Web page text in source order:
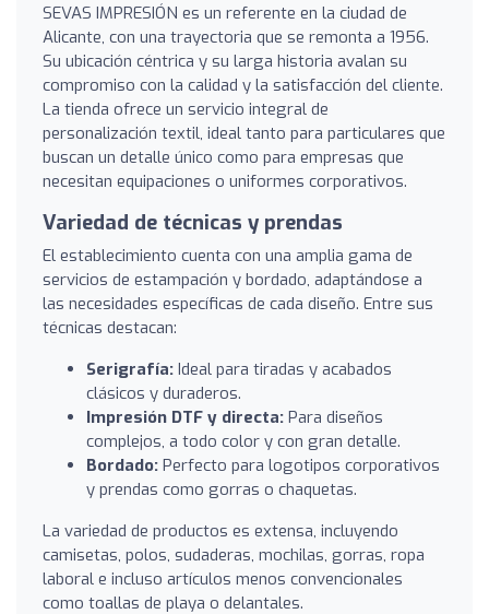
SEVAS IMPRESIÓN es un referente en la ciudad de
Alicante, con una trayectoria que se remonta a 1956.
Su ubicación céntrica y su larga historia avalan su
compromiso con la calidad y la satisfacción del cliente.
La tienda ofrece un servicio integral de
personalización textil, ideal tanto para particulares que
buscan un detalle único como para empresas que
necesitan equipaciones o uniformes corporativos.
Variedad de técnicas y prendas
El establecimiento cuenta con una amplia gama de
servicios de estampación y bordado, adaptándose a
las necesidades específicas de cada diseño. Entre sus
técnicas destacan:
Serigrafía: Ideal para tiradas y acabados
clásicos y duraderos.
Impresión DTF y directa: Para diseños
complejos, a todo color y con gran detalle.
Bordado: Perfecto para logotipos corporativos
y prendas como gorras o chaquetas.
La variedad de productos es extensa, incluyendo
camisetas, polos, sudaderas, mochilas, gorras, ropa
laboral e incluso artículos menos convencionales
como toallas de playa o delantales.